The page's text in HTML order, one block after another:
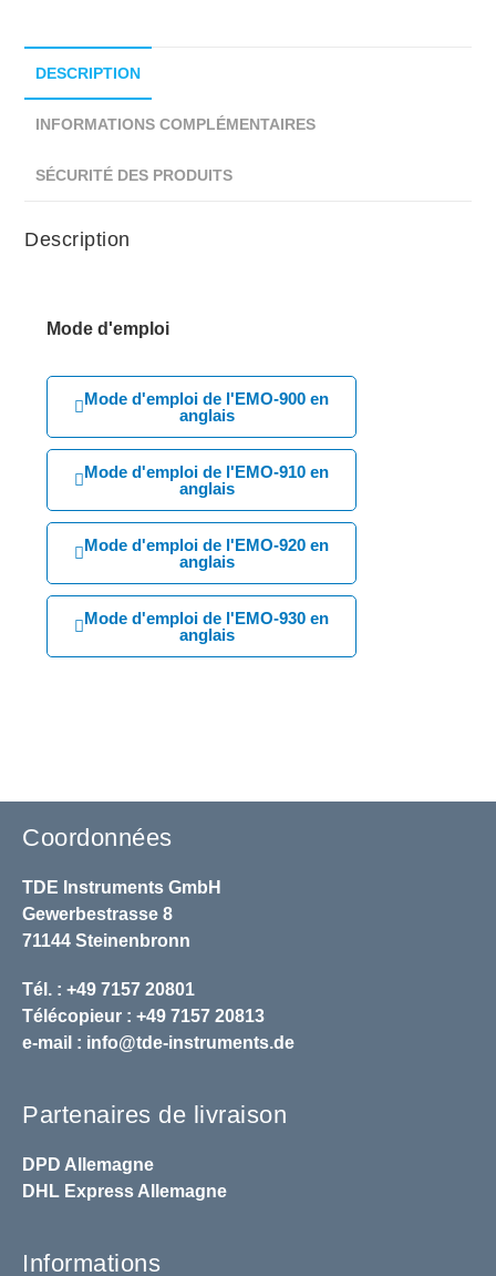
DESCRIPTION
INFORMATIONS COMPLÉMENTAIRES
SÉCURITÉ DES PRODUITS
Description
Mode d'emploi
Mode d'emploi de l'EMO-900 en
anglais
Mode d'emploi de l'EMO-910 en
anglais
Mode d'emploi de l'EMO-920 en
anglais
Mode d'emploi de l'EMO-930 en
anglais
Coordonnées
TDE Instruments GmbH
Gewerbestrasse 8
71144 Steinenbronn
Tél. : +49 7157 20801
Télécopieur : +49 7157 20813
e-mail : info@tde-instruments.de
Partenaires de livraison
DPD Allemagne
DHL Express Allemagne
Informations